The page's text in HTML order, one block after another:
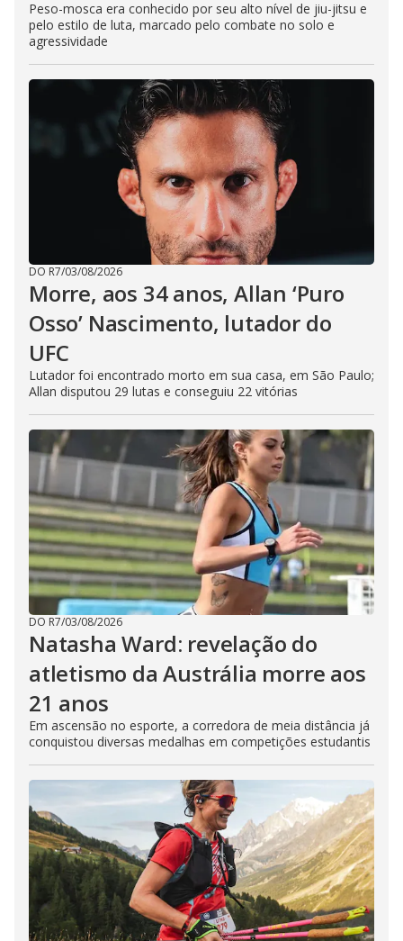
Peso-mosca era conhecido por seu alto nível de jiu-jitsu e
pelo estilo de luta, marcado pelo combate no solo e
agressividade
DO R7/03/08/2026
Morre, aos 34 anos, Allan ‘Puro
Osso’ Nascimento, lutador do
UFC
Lutador foi encontrado morto em sua casa, em São Paulo;
Allan disputou 29 lutas e conseguiu 22 vitórias
DO R7/03/08/2026
Natasha Ward: revelação do
atletismo da Austrália morre aos
21 anos
Em ascensão no esporte, a corredora de meia distância já
conquistou diversas medalhas em competições estudantis